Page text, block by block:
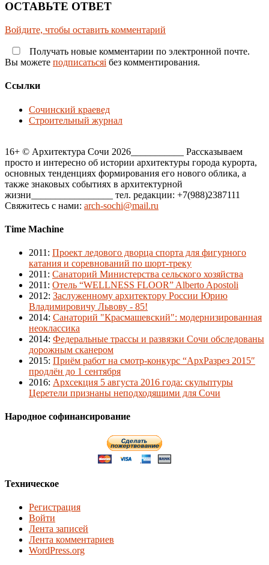
ОСТАВЬТЕ ОТВЕТ
Войдите, чтобы оставить комментарий
Получать новые комментарии по электронной почте.
Вы можете подписатьсяi без комментирования.
Ссылки
Сочинский краевед
Строительный журнал
16+ © Архитектура Сочи 2026___________ Рассказываем
просто и интересно об истории архитектуры города курорта,
основных тенденциях формирования его нового облика, а
также знаковых событиях в архитектурной
жизни_________________ тел. редакции: +7(988)2387111
Свяжитесь с нами: arch-sochi@mail.ru
Time Machine
2011 : Проект ледового дворца спорта для фигурного
катания и соревнований по шорт-треку
2011 : Санаторий Министерства сельского хозяйства
2011 : Отель “WELLNESS FLOOR” Alberto Apostoli
2012: Заслуженному архитектору России Юрию
Владимировичу Львову - 85!
2014: Санаторий "Красмашевский": модернизированная
неоклассика
2014: Федеральные трассы и развязки Сочи обследованы
дорожным сканером
2015: Приём работ на смотр-конкурс “АрхРазрез 2015″
продлён до 1 сентября
2016: Архсекция 5 августа 2016 года: скульптуры
Церетели признаны неподходящими для Сочи
Народное софинансирование
Техническое
Регистрация
Войти
Лента записей
Лента комментариев
WordPress.org